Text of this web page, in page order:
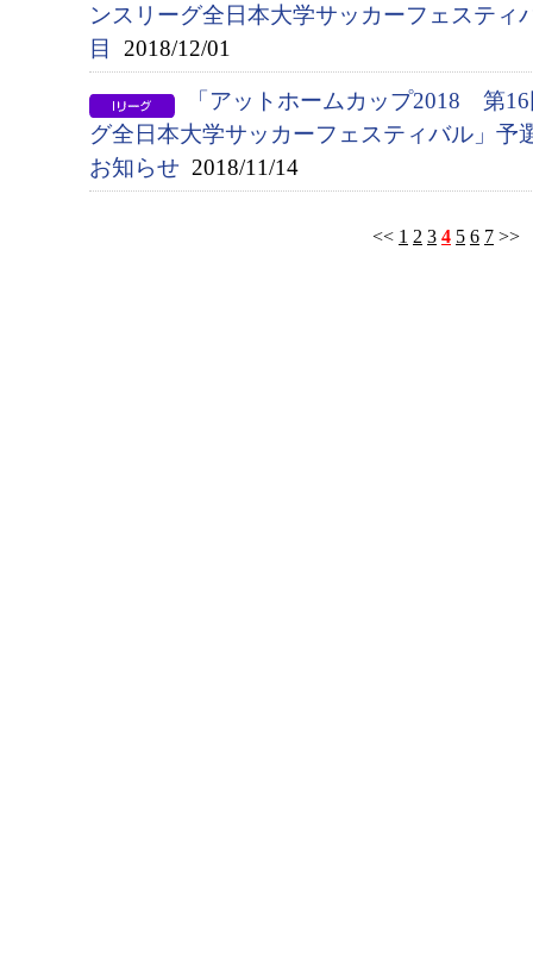
ンスリーグ全日本大学サッカーフェスティ
目
2018/12/01
「アットホームカップ2018 第
グ全日本大学サッカーフェスティバル」予
お知らせ 2018/11/14
<< 1 2 3 4 5 6 7 >>